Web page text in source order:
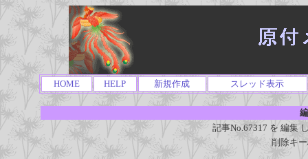
HOME HELP 新規作成 スレッド表示
記事No.67317 を 編集
削除キ